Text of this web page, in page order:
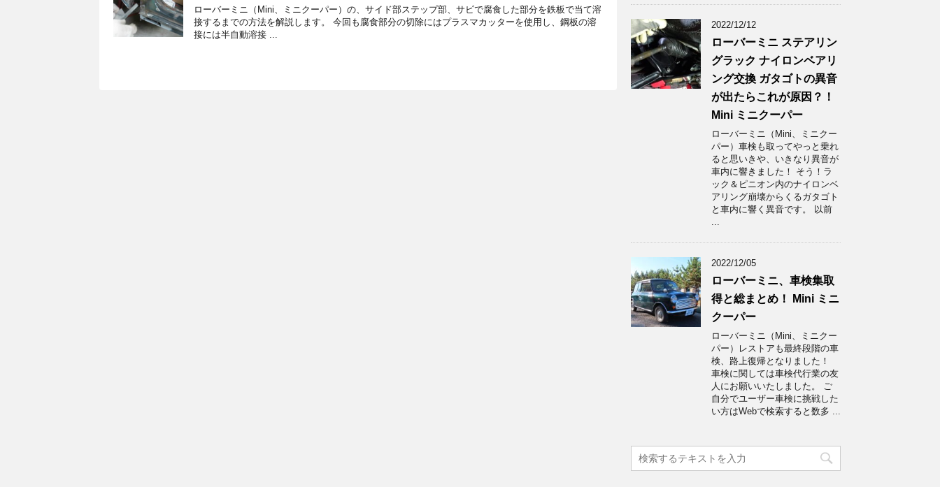
ローバーミニ（Mini、ミニクーパー）の、サイド部ステップ部、サビで腐食した部分を鉄板で当て溶
接するまでの方法を解説します。 今回も腐食部分の切除にはプラスマカッターを使用し、鋼板の溶
接には半自動溶接 ...
2022/12/12
ローバーミニ ステアリン
グラック ナイロンベアリ
ング交換 ガタゴトの異音
が出たらこれが原因？！
Mini ミニクーパー
ローバーミニ（Mini、ミニクー
パー）車検も取ってやっと乗れ
ると思いきや、いきなり異音が
車内に響きました！ そう！ラ
ック＆ピニオン内のナイロンベ
アリング崩壊からくるガタゴト
と車内に響く異音です。 以前
...
2022/12/05
ローバーミニ、車検集取
得と総まとめ！ Mini ミニ
クーパー
ローバーミニ（Mini、ミニクー
パー）レストアも最終段階の車
検、路上復帰となりました！
車検に関しては車検代行業の友
人にお願いいたしました。 ご
自分でユーザー車検に挑戦した
い方はWebで検索すると数多 ...